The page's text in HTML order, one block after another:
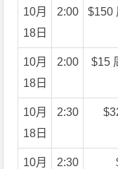
10月
18日
2:00 $150
10月
18日
2:00 $15
10月
18日
2:30
10月
2:30